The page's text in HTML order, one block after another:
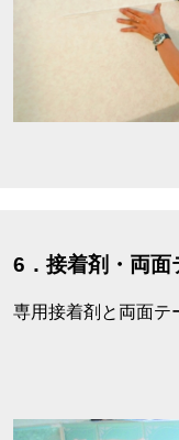
6．接着剤・両面
専用接着剤と両面テ